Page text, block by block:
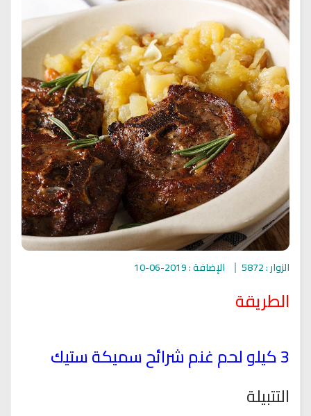
الزوار : 5872 الإضافة : 2019-06-10
الطريقة
3 كيلو لحم غنم شرائح سميكة ستيك
التتبيلة